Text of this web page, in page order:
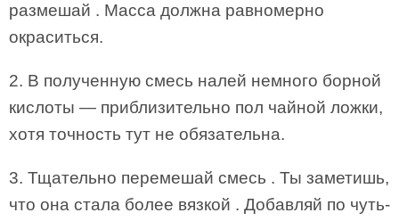
размешай . Масса должна равномерно
окраситься.
2. В полученную смесь налей немного борной
кислоты — приблизительно пол чайной ложки,
хотя точность тут не обязательна.
3. Тщательно перемешай смесь . Ты заметишь,
что она стала более вязкой . Добавляй по чуть-